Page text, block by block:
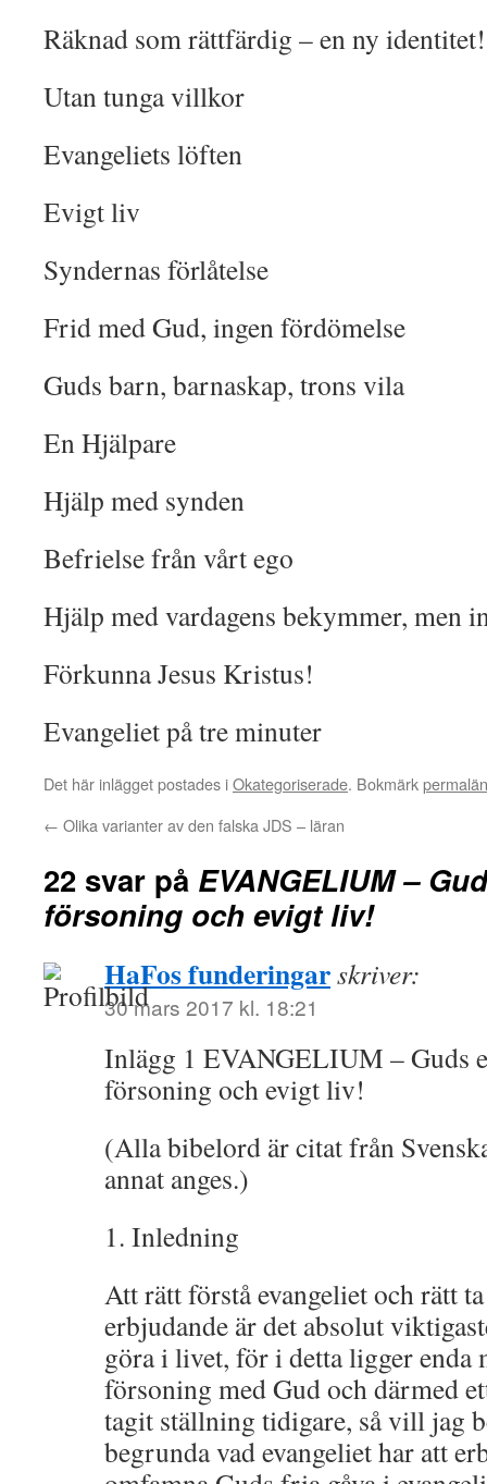
Räknad som rättfärdig – en ny identitet!
Utan tunga villkor
Evangeliets löften
Evigt liv
Syndernas förlåtelse
Frid med Gud, ingen fördömelse
Guds barn, barnaskap, trons vila
En Hjälpare
Hjälp med synden
Befrielse från vårt ego
Hjälp med vardagens bekymmer, men
Förkunna Jesus Kristus!
Evangeliet på tre minuter
Det här inlägget postades iOkategoriserade. Bokmärk
← Olika varianter av den falska JDS – läran
22 svar på EVANGELIUM –
försoning och evigt liv!
HaFos funderingarskriver:
30 mars 2017 kl. 18:21
Inlägg 1 EVANGELIUM – Guds
försoning och evigt liv!
(Alla bibelord är citat från
annat anges.)
1. Inledning
Att rätt förstå evangeliet och rätt
erbjudande är det absolut
göra i livet, för i detta ligger
försoning med Gud och därmed
tagit ställning tidigare, så vill jag
begrunda vad evangeliet har att